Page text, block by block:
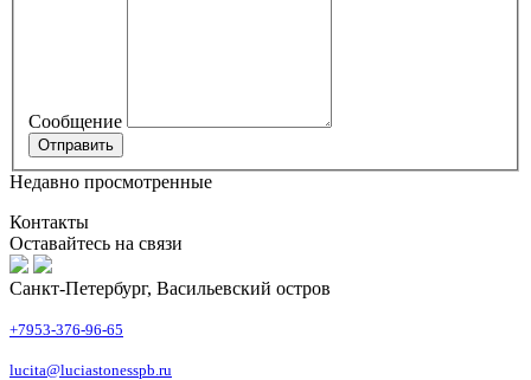
Сообщение
Недавно просмотренные
Контакты
Оставайтесь на связи
Санкт-Петербург, Васильевский остров
+7953-376-96-65
lucita@luciastonesspb.ru